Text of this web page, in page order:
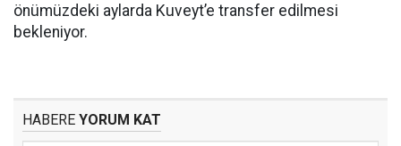
önümüzdeki aylarda Kuveyt’e transfer edilmesi
bekleniyor.
HABERE YORUM KAT